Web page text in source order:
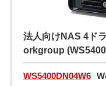
法人向けNAS 4ド
orkgroup
WS5400DN04W6